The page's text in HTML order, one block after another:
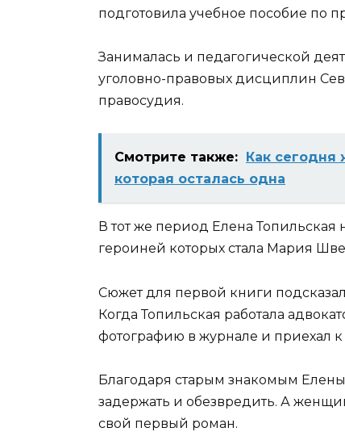
подготовила учебное пособие по
Занималась и педагогической
уголовно-правовых дисциплин
правосудия.
Смотрите также:
Как сегодня
которая осталась одна
В тот же период Елена Топильская
героиней которых стала Мария
Сюжет для первой книги
Когда Топильская работала
фотографию в журнале и приехал к
Благодаря старым знакомым Елены
задержать и обезвредить. А
свой первый роман.